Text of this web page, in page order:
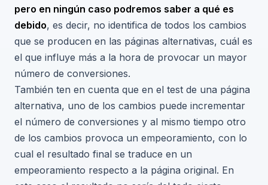
pero en ningún caso podremos saber a qué es
debido, es decir, no identifica de todos los cambios
que se producen en las páginas alternativas, cuál es
el que influye más a la hora de provocar un mayor
número de conversiones.
También ten en cuenta que en el test de una página
alternativa, uno de los cambios puede incrementar
el número de conversiones y al mismo tiempo otro
de los cambios provoca un empeoramiento, con lo
cual el resultado final se traduce en un
empeoramiento respecto a la página original. En